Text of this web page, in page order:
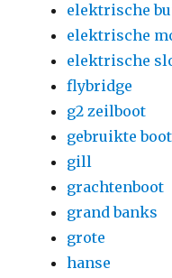
elektrische
elektrische
elektrische
flybridge
g2 zeilboot
gebruikte
gill
grachtenboot
grand banks
grote
hanse